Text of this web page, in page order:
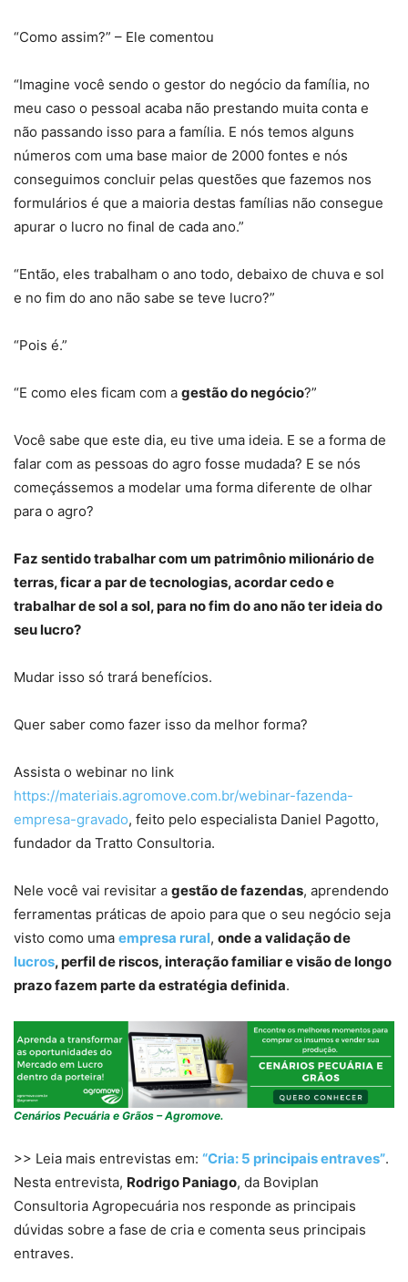
“Como assim?” – Ele comentou
“Imagine você sendo o gestor do negócio da família, no
meu caso o pessoal acaba não prestando muita conta e
não passando isso para a família. E nós temos alguns
números com uma base maior de 2000 fontes e nós
conseguimos concluir pelas questões que fazemos nos
formulários é que a maioria destas famílias não consegue
apurar o lucro no final de cada ano.”
“Então, eles trabalham o ano todo, debaixo de chuva e sol
e no fim do ano não sabe se teve lucro?”
“Pois é.”
“E como eles ficam com a gestão do negócio?”
Você sabe que este dia, eu tive uma ideia. E se a forma de
falar com as pessoas do agro fosse mudada? E se nós
começássemos a modelar uma forma diferente de olhar
para o agro?
Faz sentido trabalhar com um patrimônio milionário de
terras, ficar a par de tecnologias, acordar cedo e
trabalhar de sol a sol, para no fim do ano não ter ideia do
seu lucro?
Mudar isso só trará benefícios.
Quer saber como fazer isso da melhor forma?
Assista o webinar no link
https://materiais.agromove.com.br/webinar-fazenda-
empresa-gravado, feito pelo especialista Daniel Pagotto,
fundador da Tratto Consultoria.
Nele você vai revisitar a gestão de fazendas, aprendendo
ferramentas práticas de apoio para que o seu negócio seja
visto como uma empresa rural, onde a validação de
lucros, perfil de riscos, interação familiar e visão de longo
prazo fazem parte da estratégia definida.
Cenários Pecuária e Grãos – Agromove.
>> Leia mais entrevistas em: “Cria: 5 principais entraves”.
Nesta entrevista, Rodrigo Paniago, da Boviplan
Consultoria Agropecuária nos responde as principais
dúvidas sobre a fase de cria e comenta seus principais
entraves.